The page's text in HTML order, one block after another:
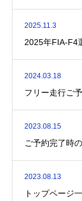
2025.11.3
2025年FIA-F4
2024.03.18
フリー走行ご
2023.08.15
ご予約完了時
2023.08.13
トップページ